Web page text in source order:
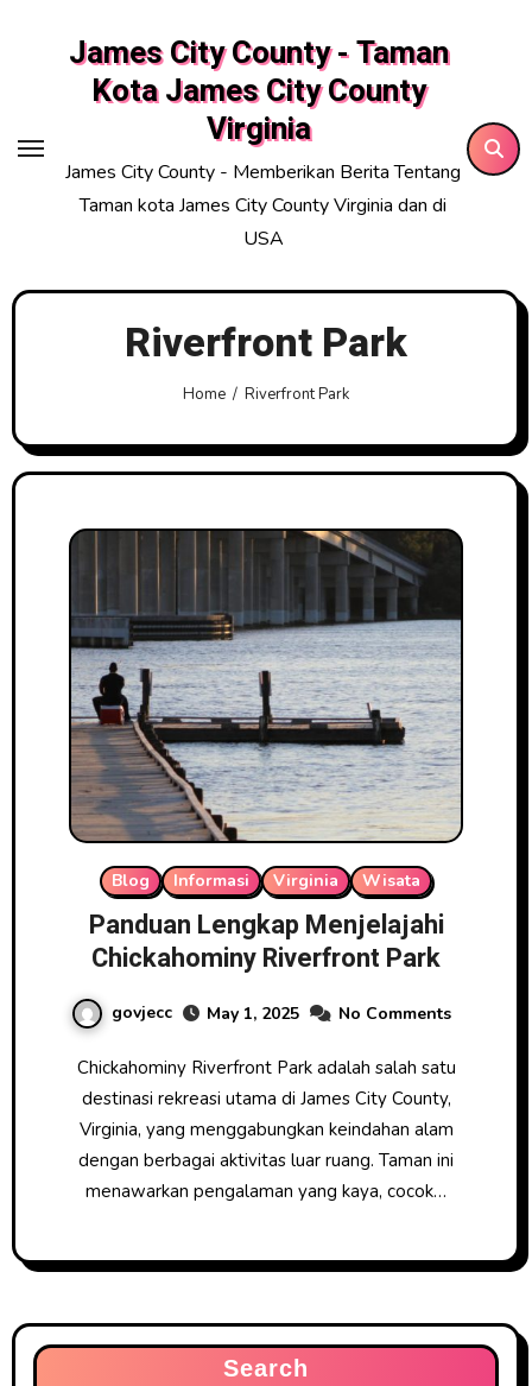
James City County - Taman
Kota James City County
Virginia
James City County - Memberikan Berita Tentang
Taman kota James City County Virginia dan di
USA
Riverfront Park
Home Riverfront Park
Blog Informasi Virginia Wisata
Panduan Lengkap Menjelajahi
Chickahominy Riverfront Park
govjecc May 1, 2025 No Comments
Chickahominy Riverfront Park adalah salah satu
destinasi rekreasi utama di James City County,
Virginia, yang menggabungkan keindahan alam
dengan berbagai aktivitas luar ruang. Taman ini
menawarkan pengalaman yang kaya, cocok…
Search